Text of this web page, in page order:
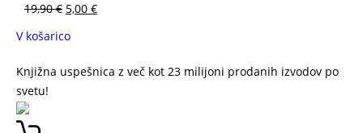
19,90€ 5,00 €
V košarico
Knjižna uspešnica z več kot 23 milijoni prodanih izvodov po
svetu!